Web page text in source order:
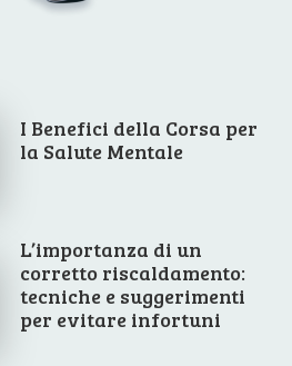
I Benefici della Corsa per
la Salute Mentale
L’importanza di un
corretto riscaldamento:
tecniche e suggerimenti
per evitare infortuni